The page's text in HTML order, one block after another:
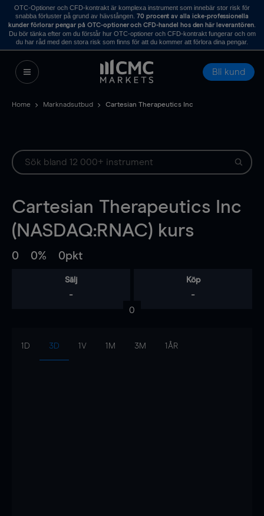
OTC-Optioner och CFD-kontrakt är komplexa instrument som innebär stor risk för
snabba förluster på grund av hävstången. 70 procent av alla icke-professionella
kunder förlorar pengar på OTC-optioner och CFD-handel hos den här leverantören.
Du bör tänka efter om du förstår hur OTC-optioner och CFD-kontrakt fungerar och om
du har råd med den stora risk som finns för att du kommer att förlora dina pengar.
Bli kund
Home Marknadsutbud Cartesian Therapeutics Inc
Cartesian Therapeutics Inc
(NASDAQ:RNAC) kurs
0 0% 0pkt
Sälj
-
Köp
-
0
1D 3D 1V 1M 3M 1ÅR